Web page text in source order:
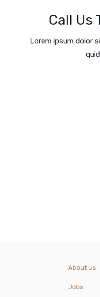
Call Us
Lorem ipsum dolor
About Us
Jobs